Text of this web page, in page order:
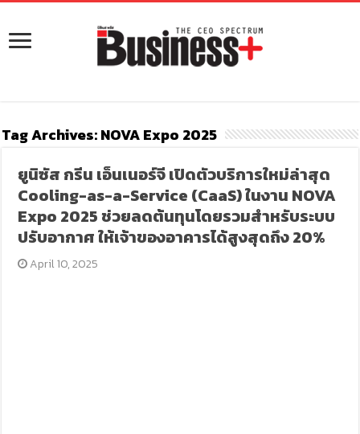
Tag Archives:NOVA Expo 2025
ยูนิซัส กรีน เอ็นเนอร์จี เปิดตัวบริการใหม่ล่าสุด
Cooling-as-a-Service (CaaS) ในงาน NOVA
Expo 2025 ช่วยลดต้นทุนโดยรวมสำหรับระบบ
ปรับอากาศ ให้เจ้าของอาคารได้สูงสุดถึง 20%
April 10, 2025